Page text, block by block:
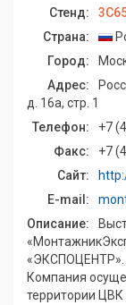
Стенд:
Страна:
Город:
Адрес:
д. 16а, стр. 1
Телефон:
+7
Факс:
+7
Сайт:
E-mail:
Описание:
«ЭКСПОЦЕНТР».
Компания
территории